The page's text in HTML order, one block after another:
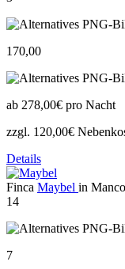
170,00
ab 278,00€ pro Nacht
zzgl. 120,00€
Details
Finca Maybel in
14
7